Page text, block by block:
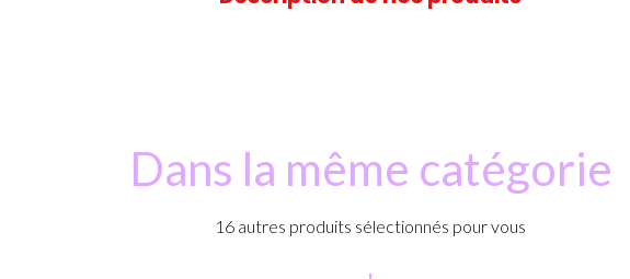
Dans la même catégorie
16 autres produits sélectionnés pour vous